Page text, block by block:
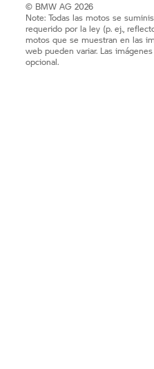
© BMW AG 2026
Note: Todas las motos se
requerido por la ley (p. ej.,
motos que se muestran en las
web pueden variar. Las
opcional.